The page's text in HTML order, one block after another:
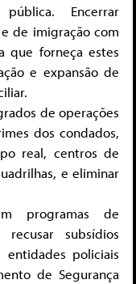
Encerrar
de imigração com
que forneça estes
e expansão de
de operações
dos condados,
real, centros de
e eliminar
programas de
subsídios
policiais
de Segurança